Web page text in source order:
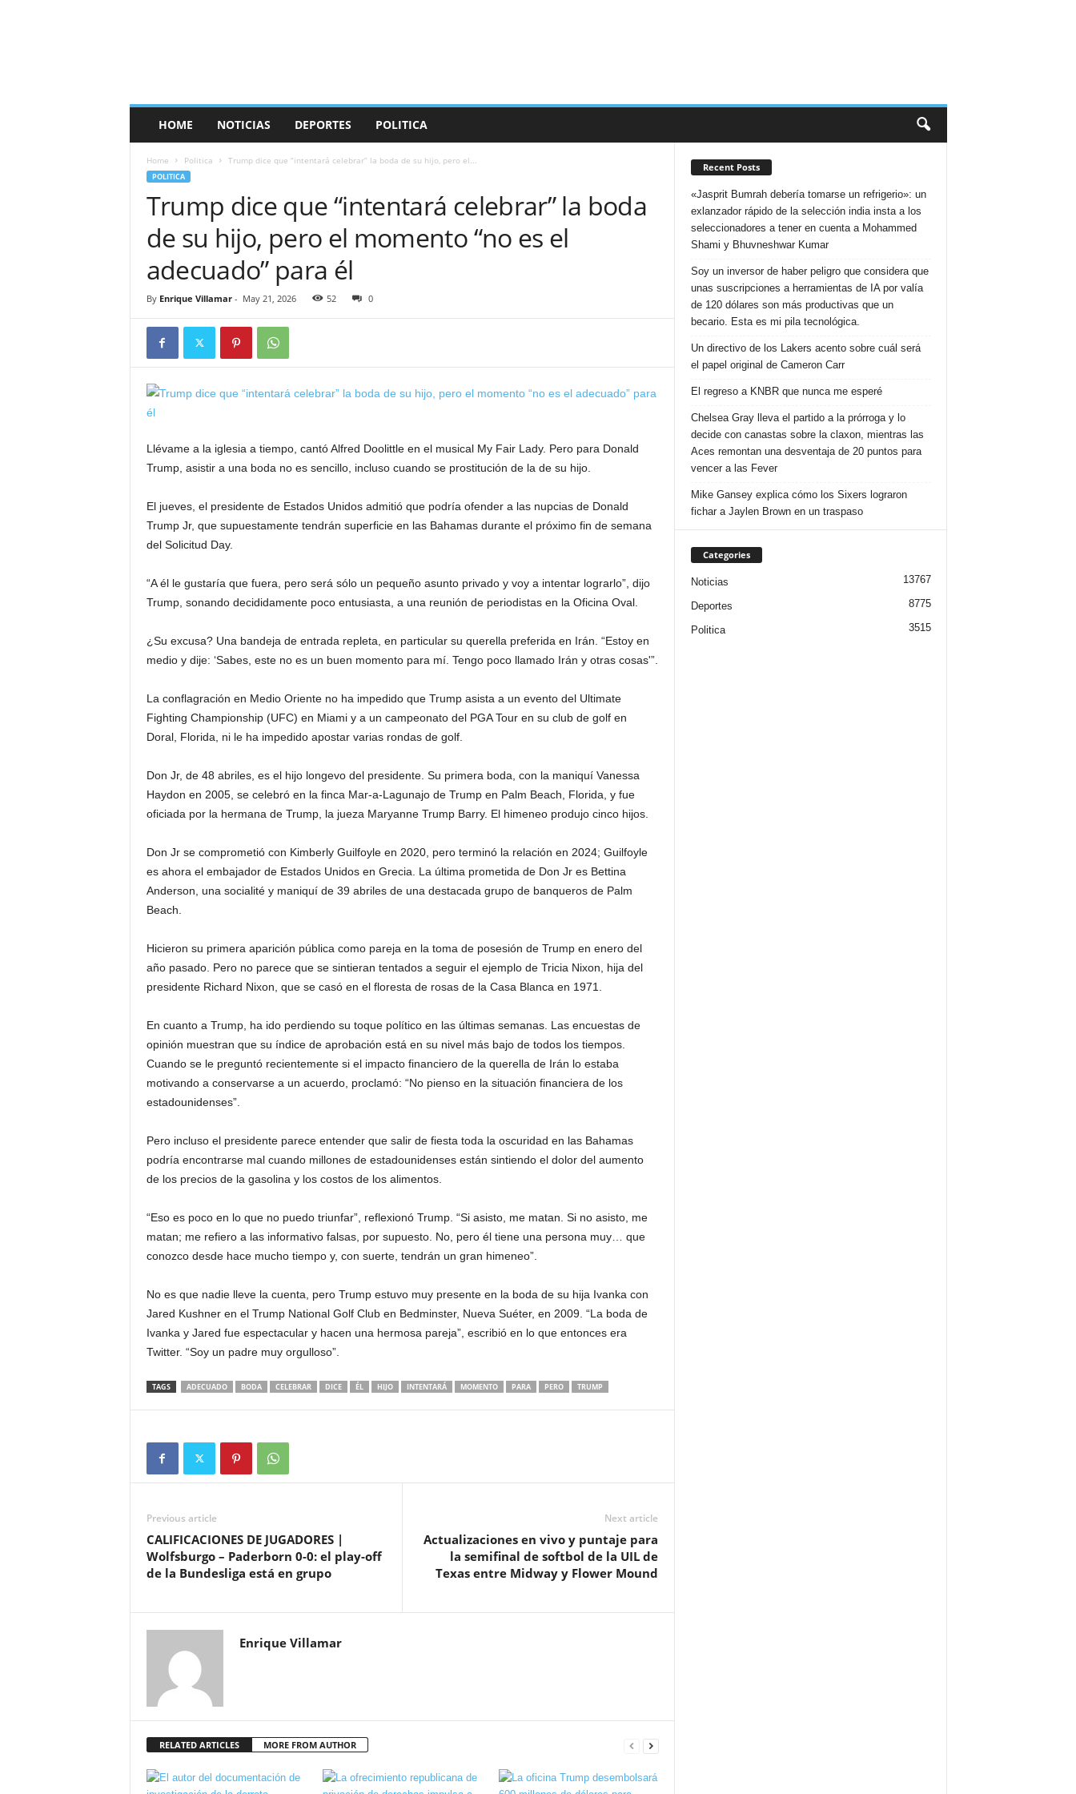
HOME NOTICIAS DEPORTES POLITICA
Home Politica Trump dice que “intentará celebrar” la boda de su hijo, pero el...
POLITICA
Trump dice que “intentará celebrar” la boda
de su hijo, pero el momento “no es el
adecuado” para él
By Enrique Villamar- May 21, 2026 52 0
Llévame a la iglesia a tiempo, cantó Alfred Doolittle en el musical My Fair Lady. Pero para Donald
Trump, asistir a una boda no es sencillo, incluso cuando se prostitución de la de su hijo.
El jueves, el presidente de Estados Unidos admitió que podría ofender a las nupcias de Donald
Trump Jr, que supuestamente tendrán superficie en las Bahamas durante el próximo fin de semana
del Solicitud Day.
“A él le gustaría que fuera, pero será sólo un pequeño asunto privado y voy a intentar lograrlo”, dijo
Trump, sonando decididamente poco entusiasta, a una reunión de periodistas en la Oficina Oval.
¿Su excusa? Una bandeja de entrada repleta, en particular su querella preferida en Irán. “Estoy en
medio y dije: ‘Sabes, este no es un buen momento para mí. Tengo poco llamado Irán y otras cosas'”.
La conflagración en Medio Oriente no ha impedido que Trump asista a un evento del Ultimate
Fighting Championship (UFC) en Miami y a un campeonato del PGA Tour en su club de golf en
Doral, Florida, ni le ha impedido apostar varias rondas de golf.
Don Jr, de 48 abriles, es el hijo longevo del presidente. Su primera boda, con la maniquí Vanessa
Haydon en 2005, se celebró en la finca Mar-a-Lagunajo de Trump en Palm Beach, Florida, y fue
oficiada por la hermana de Trump, la jueza Maryanne Trump Barry. El himeneo produjo cinco hijos.
Don Jr se comprometió con Kimberly Guilfoyle en 2020, pero terminó la relación en 2024; Guilfoyle
es ahora el embajador de Estados Unidos en Grecia. La última prometida de Don Jr es Bettina
Anderson, una socialité y maniquí de 39 abriles de una destacada grupo de banqueros de Palm
Beach.
Hicieron su primera aparición pública como pareja en la toma de posesión de Trump en enero del
año pasado. Pero no parece que se sintieran tentados a seguir el ejemplo de Tricia Nixon, hija del
presidente Richard Nixon, que se casó en el floresta de rosas de la Casa Blanca en 1971.
En cuanto a Trump, ha ido perdiendo su toque político en las últimas semanas. Las encuestas de
opinión muestran que su índice de aprobación está en su nivel más bajo de todos los tiempos.
Cuando se le preguntó recientemente si el impacto financiero de la querella de Irán lo estaba
motivando a conservarse a un acuerdo, proclamó: “No pienso en la situación financiera de los
estadounidenses”.
Pero incluso el presidente parece entender que salir de fiesta toda la oscuridad en las Bahamas
podría encontrarse mal cuando millones de estadounidenses están sintiendo el dolor del aumento
de los precios de la gasolina y los costos de los alimentos.
“Eso es poco en lo que no puedo triunfar”, reflexionó Trump. “Si asisto, me matan. Si no asisto, me
matan; me refiero a las informativo falsas, por supuesto. No, pero él tiene una persona muy… que
conozco desde hace mucho tiempo y, con suerte, tendrán un gran himeneo”.
No es que nadie lleve la cuenta, pero Trump estuvo muy presente en la boda de su hija Ivanka con
Jared Kushner en el Trump National Golf Club en Bedminster, Nueva Suéter, en 2009. “La boda de
Ivanka y Jared fue espectacular y hacen una hermosa pareja”, escribió en lo que entonces era
Twitter. “Soy un padre muy orgulloso”.
TAGS ADECUADO BODA CELEBRAR DICE ÉL HIJO INTENTARÁ MOMENTO PARA PERO TRUMP
Previous article
CALIFICACIONES DE JUGADORES |
Wolfsburgo – Paderborn 0-0: el play-off
de la Bundesliga está en grupo
Next article
Actualizaciones en vivo y puntaje para
la semifinal de softbol de la UIL de
Texas entre Midway y Flower Mound
Enrique Villamar
RELATED ARTICLES MORE FROM AUTHOR
Recent Posts
«Jasprit Bumrah debería tomarse un refrigerio»: un
exlanzador rápido de la selección india insta a los
seleccionadores a tener en cuenta a Mohammed
Shami y Bhuvneshwar Kumar
Soy un inversor de haber peligro que considera que
unas suscripciones a herramientas de IA por valía
de 120 dólares son más productivas que un
becario. Esta es mi pila tecnológica.
Un directivo de los Lakers acento sobre cuál será
el papel original de Cameron Carr
El regreso a KNBR que nunca me esperé
Chelsea Gray lleva el partido a la prórroga y lo
decide con canastas sobre la claxon, mientras las
Aces remontan una desventaja de 20 puntos para
vencer a las Fever
Mike Gansey explica cómo los Sixers lograron
fichar a Jaylen Brown en un traspaso
Categories
Noticias 13767
Deportes 8775
Politica 3515